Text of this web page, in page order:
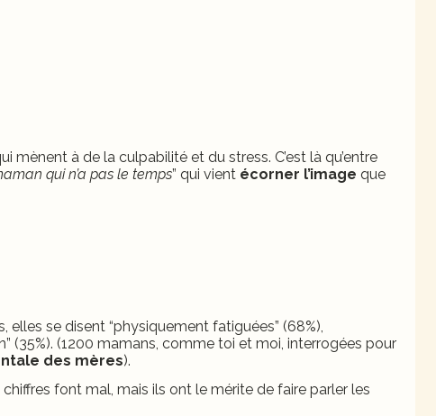
mènent à de la culpabilité et du stress. C’est là qu’entre
qui n’a pas le temps” qui vient écorner l’image que
elles se disent “physiquement fatiguées” (68%),
(35%). (1200 mamans, comme toi et moi, interrogées pour
des mères).
font mal, mais ils ont le mérite de faire parler les